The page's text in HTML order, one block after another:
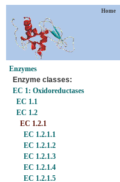
Home
Enzymes
Enzyme classes:
EC 1: Oxidoreductases
EC 1.1
EC 1.2
EC 1.2.1
EC 1.2.1.1
EC 1.2.1.2
EC 1.2.1.3
EC 1.2.1.4
EC 1.2.1.5